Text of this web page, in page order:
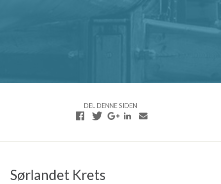
DEL DENNE SIDEN
Sørlandet Krets